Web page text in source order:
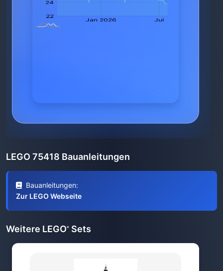
LEGO 75418 Bauanleitungen
Bauanleitungen:
Zur LEGO Webseite
Weitere LEGO® Sets